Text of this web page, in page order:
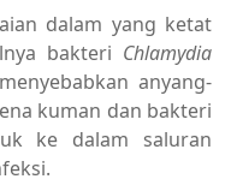
dalam yang ketat
bakteri Chlamydia
anyang-
kuman dan bakteri
ke dalam saluran